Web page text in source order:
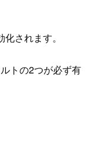
されます。
トの2つが必ず有